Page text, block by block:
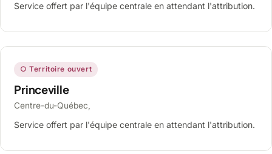
Service offert par l'équipe centrale en attendant l'attribution.
○ Territoire ouvert
Princeville
Centre-du-Québec,
Service offert par l'équipe centrale en attendant l'attribution.